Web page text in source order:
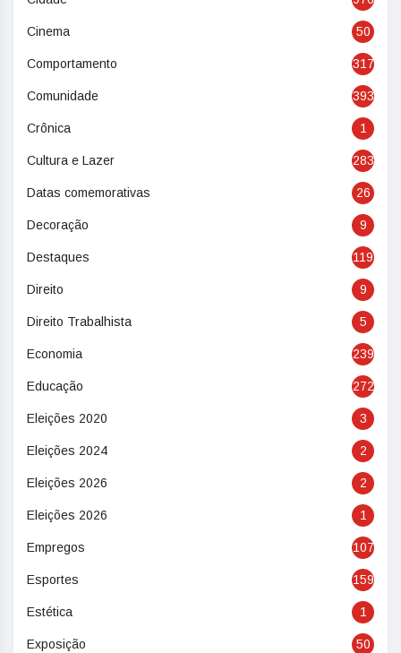
Cinema 50
Comportamento 317
Comunidade 393
Crônica 1
Cultura e Lazer 283
Datas comemorativas 26
Decoração 9
Destaques 119
Direito 9
Direito Trabalhista 5
Economia 239
Educação 272
Eleições 2020 3
Eleições 2024 2
Eleições 2026 2
Eleições 2026 1
Empregos 107
Esportes 159
Estética 1
Exposição 50